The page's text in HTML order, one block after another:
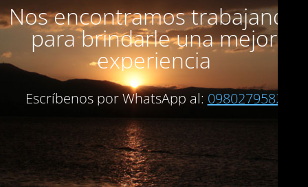
Nos encontramos trabajando
para brindarle una mejor
experiencia
Escríbenos por WhatsApp al: 0980279582